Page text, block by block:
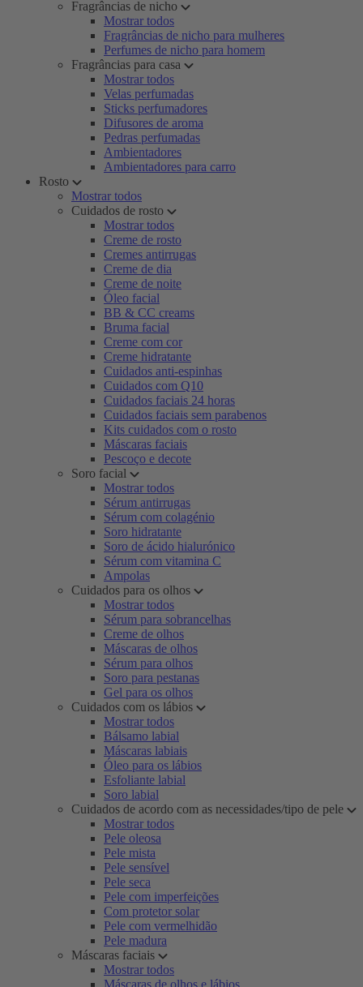
Fragrâncias de nicho
Mostrar todos
Fragrâncias de nicho para mulheres
Perfumes de nicho para homem
Fragrâncias para casa
Mostrar todos
Velas perfumadas
Sticks perfumadores
Difusores de aroma
Pedras perfumadas
Ambientadores
Ambientadores para carro
Rosto
Mostrar todos
Cuidados de rosto
Mostrar todos
Creme de rosto
Cremes antirrugas
Creme de dia
Creme de noite
Óleo facial
BB & CC creams
Bruma facial
Creme com cor
Creme hidratante
Cuidados anti-espinhas
Cuidados com Q10
Cuidados faciais 24 horas
Cuidados faciais sem parabenos
Kits cuidados com o rosto
Máscaras faciais
Pescoço e decote
Soro facial
Mostrar todos
Sérum antirrugas
Sérum com colagénio
Soro hidratante
Soro de ácido hialurónico
Sérum com vitamina C
Ampolas
Cuidados para os olhos
Mostrar todos
Sérum para sobrancelhas
Creme de olhos
Máscaras de olhos
Sérum para olhos
Soro para pestanas
Gel para os olhos
Cuidados com os lábios
Mostrar todos
Bálsamo labial
Máscaras labiais
Óleo para os lábios
Esfoliante labial
Soro labial
Cuidados de acordo com as necessidades/tipo de pele
Mostrar todos
Pele oleosa
Pele mista
Pele sensível
Pele seca
Pele com imperfeições
Com protetor solar
Pele com vermelhidão
Pele madura
Máscaras faciais
Mostrar todos
Máscaras de olhos e lábios